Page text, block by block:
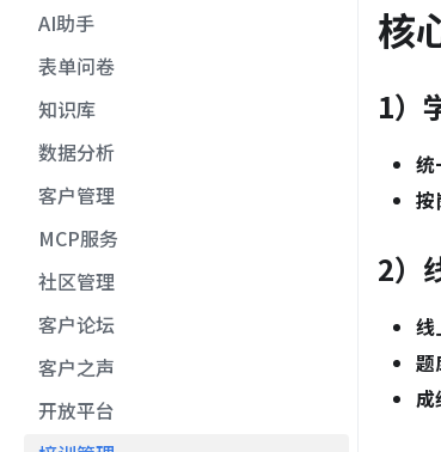
AI助手
表单问卷
知识库
数据分析
客户管理
MCP服务
社区管理
客户论坛
客户之声
开放平台
核
1）
统
按
2）
线
题
成